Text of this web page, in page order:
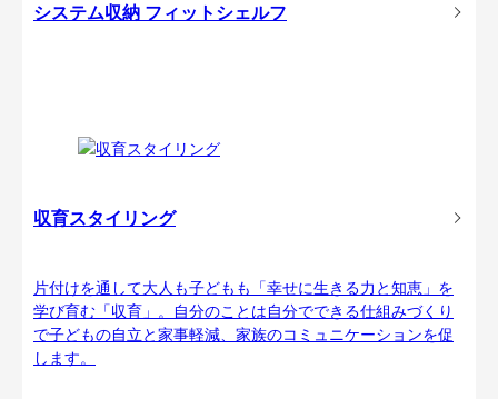
システム収納 フィットシェルフ
収育スタイリング
片付けを通して大人も子どもも「幸せに生きる力と知恵」を
学び育む「収育」。自分のことは自分でできる仕組みづくり
で子どもの自立と家事軽減、家族のコミュニケーションを促
します。